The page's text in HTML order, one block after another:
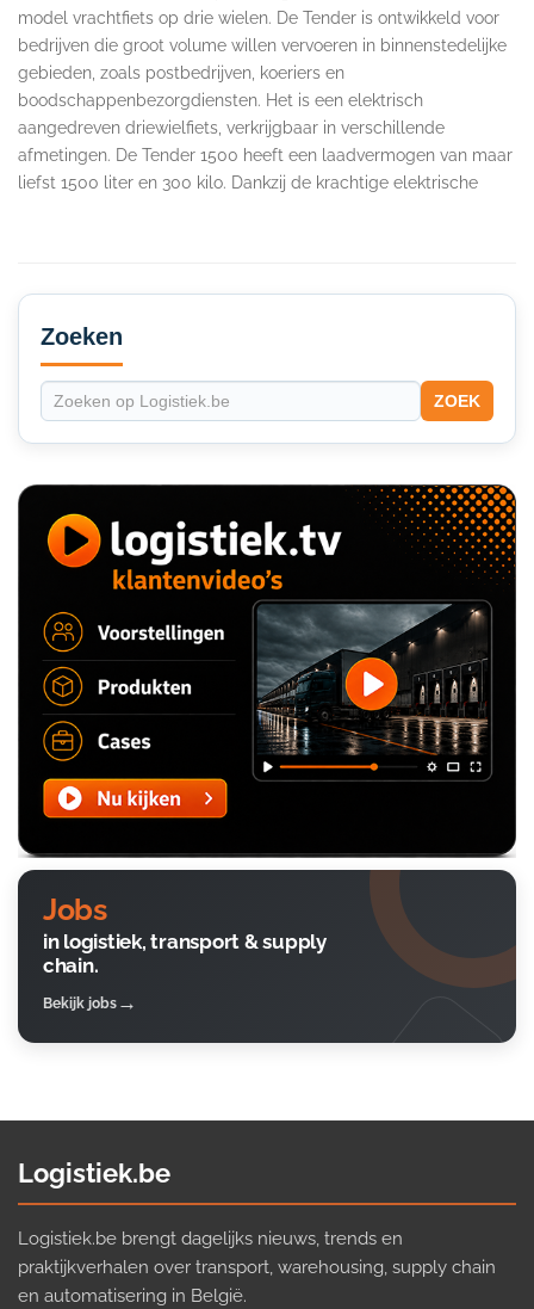
model vrachtfiets op drie wielen. De Tender is ontwikkeld voor
bedrijven die groot volume willen vervoeren in binnenstedelijke
gebieden, zoals postbedrijven, koeriers en
boodschappenbezorgdiensten. Het is een elektrisch
aangedreven driewielfiets, verkrijgbaar in verschillende
afmetingen. De Tender 1500 heeft een laadvermogen van maar
liefst 1500 liter en 300 kilo. Dankzij de krachtige elektrische
Secondary
Sidebar
Zoeken
ZOEK
Jobs
in logistiek, transport & supply
chain.
Bekijk jobs
Logistiek.be
Logistiek.be brengt dagelijks nieuws, trends en
praktijkverhalen over transport, warehousing, supply chain
en automatisering in België.